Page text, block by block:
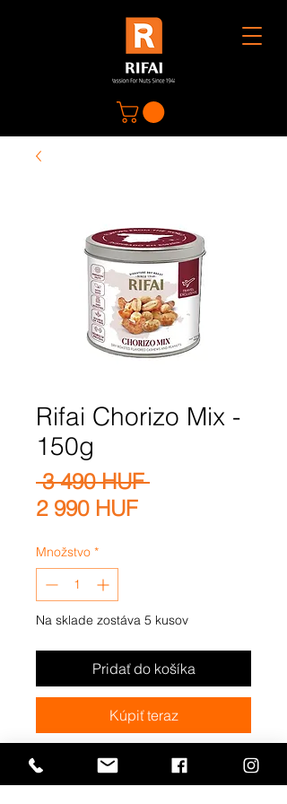
Rifai Chorizo Mix -
150g
3 490 HUF Normálna
2 990 HUFZľavnená
Množstvo *
Na sklade zostáva 5 kusov
Pridať do košíka
Kúpiť teraz
Ez az ízletes nassolnivaló
ropogós földimogyoró és